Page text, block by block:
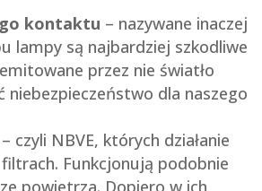
kontaktu – nazywane inaczej
lampy są najbardziej szkodliwe
przez nie światło
niebezpieczeństwo dla naszego
– czyli NBVE, których działanie
Funkcjonują podobnie
powietrza. Dopiero w ich